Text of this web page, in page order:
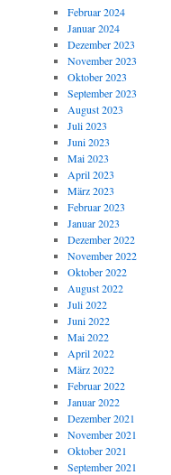
Februar 2024
Januar 2024
Dezember 2023
November 2023
Oktober 2023
September 2023
August 2023
Juli 2023
Juni 2023
Mai 2023
April 2023
März 2023
Februar 2023
Januar 2023
Dezember 2022
November 2022
Oktober 2022
August 2022
Juli 2022
Juni 2022
Mai 2022
April 2022
März 2022
Februar 2022
Januar 2022
Dezember 2021
November 2021
Oktober 2021
September 2021